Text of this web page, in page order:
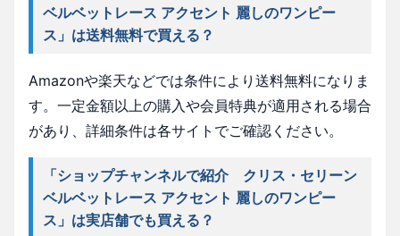
ベルベットレース アクセント 麗しのワンピー
ス」は送料無料で買える？
Amazonや楽天などでは条件により送料無料になりま
す。一定金額以上の購入や会員特典が適用される場合
があり、詳細条件は各サイトでご確認ください。
「ショップチャンネルで紹介 クリス・セリーン
ベルベットレース アクセント 麗しのワンピー
ス」は実店舗でも買える？